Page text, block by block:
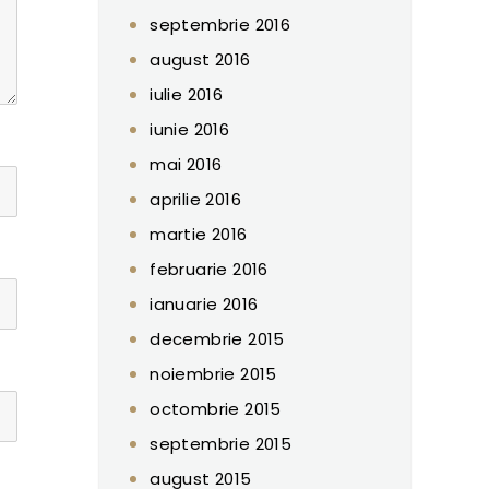
septembrie 2016
august 2016
iulie 2016
iunie 2016
mai 2016
aprilie 2016
martie 2016
februarie 2016
ianuarie 2016
decembrie 2015
noiembrie 2015
octombrie 2015
septembrie 2015
august 2015